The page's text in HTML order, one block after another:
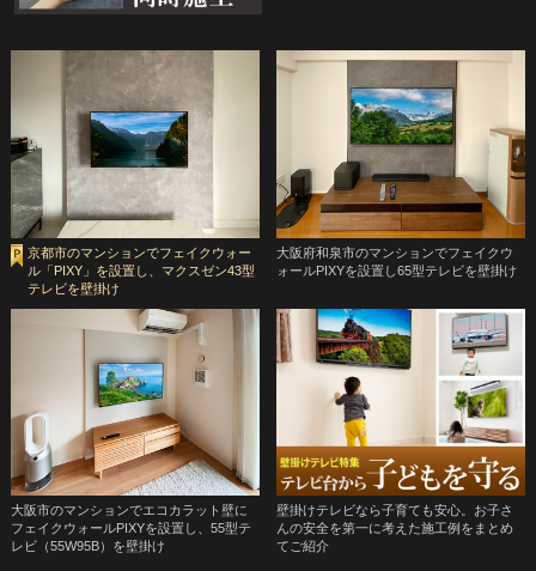
京都市のマンションでフェイクウォー
ル「PIXY」を設置し、マクスゼン43型
テレビを壁掛け
大阪府和泉市のマンションでフェイクウ
ォールPIXYを設置し65型テレビを壁掛け
大阪市のマンションでエコカラット壁に
フェイクウォールPIXYを設置し、55型テ
レビ（55W95B）を壁掛け
壁掛けテレビなら子育ても安心。お子さ
んの安全を第一に考えた施工例をまとめ
てご紹介